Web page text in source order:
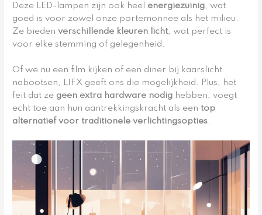
Deze LED-lampen zijn ook heel energiezuinig, wat
goed is voor zowel onze portemonnee als het milieu.
Ze biedenverschillende kleuren licht, wat perfect is
voor elke stemming of gelegenheid.
Of we nu een film kijken of een diner bij kaarslicht
nabootsen, LIFX geeft ons die mogelijkheid. Plus, het
feit dat ze geen extra hardware nodig hebben, voegt
echt toe aan hun aantrekkingskracht als een top
alternatief voor traditionele verlichtingsopties.